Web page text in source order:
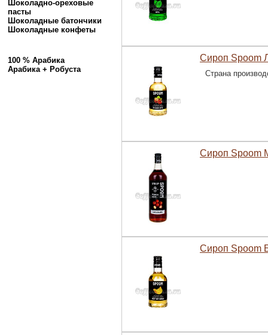
Шоколадно-ореховые
пасты
Шоколадные батончики
Шоколадные конфеты
100 % Арабика
Арабика + Робуста
Сироп Spoom
Страна
Сироп Spoom
Сироп Spoom